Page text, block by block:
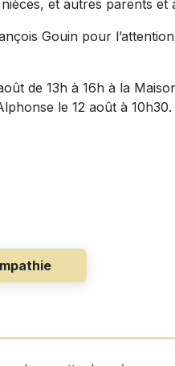
et autres parents et
Gouin pour
de 13h à 16h à la
le 12 août à 10h30.